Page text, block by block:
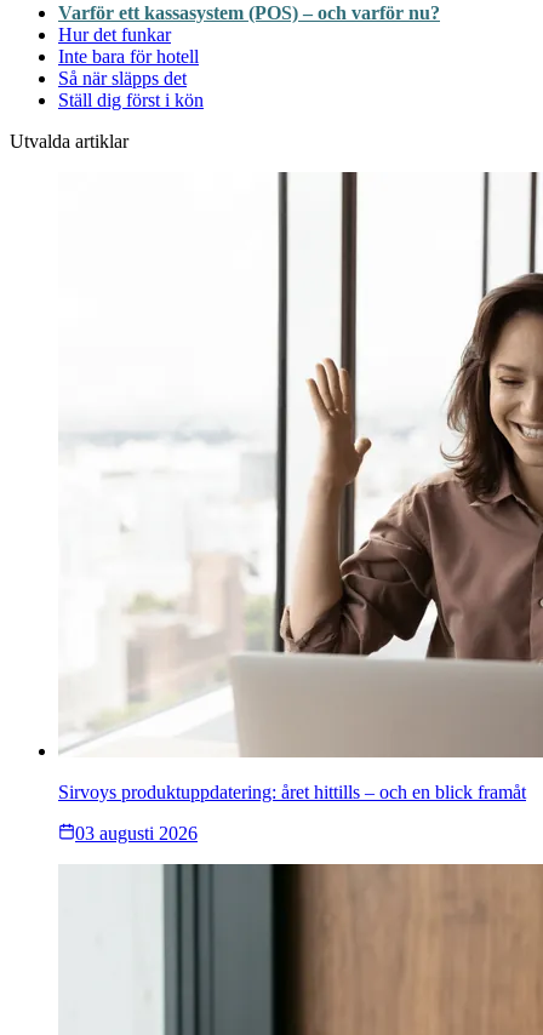
Varför ett kassasystem (POS) – och varför nu?
Hur det funkar
Inte bara för hotell
Så när släpps det
Ställ dig först i kön
Utvalda artiklar
Sirvoys produktuppdatering: året hittills – och en blick framåt
03 augusti 2026